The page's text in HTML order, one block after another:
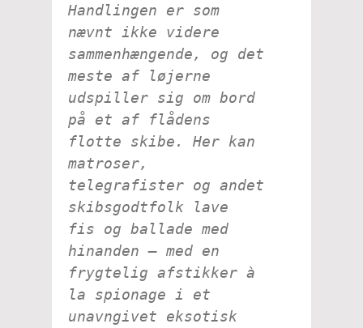
Handlingen er som
nævnt ikke videre
sammenhængende, og det
meste af løjerne
udspiller sig om bord
på et af flådens
flotte skibe. Her kan
matroser,
telegrafister og andet
skibsgodtfolk lave
fis og ballade med
hinanden – med en
frygtelig afstikker à
la spionage i et
unavngivet eksotisk